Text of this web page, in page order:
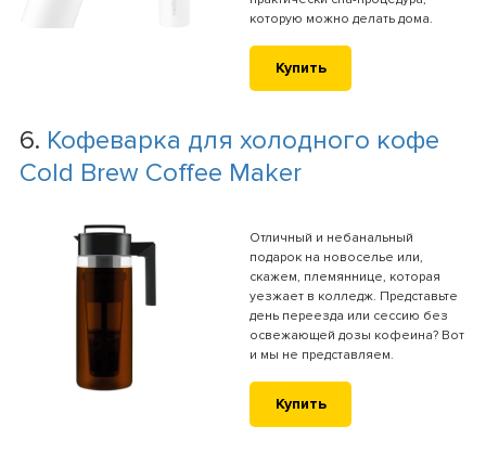
которую можно делать дома.
Купить
6. Кофеварка для холодного кофе
Cold Brew Coffee Maker
Отличный и небанальный
подарок на новоселье или,
скажем, племяннице, которая
уезжает в колледж. Представьте
день переезда или сессию без
освежающей дозы кофеина? Вот
и мы не представляем.
Купить